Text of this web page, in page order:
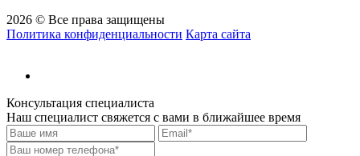
2026 © Все права защищены
Политика конфиденциальности Карта сайта
Консультация специалиста
Наш специалист свяжется с вами в ближайшее время